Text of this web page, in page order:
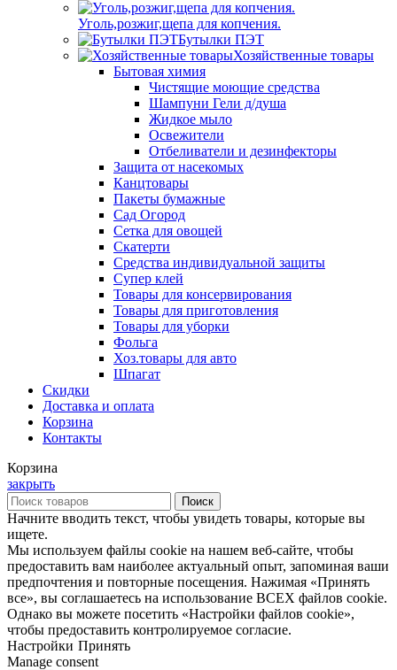
Уголь,розжиг,щепа для копчения.
Бутылки ПЭТ
Хозяйственные товары
Бытовая химия
Чистящие моющие средства
Шампуни Гели д/душа
Жидкое мыло
Освежители
Отбеливатели и дезинфекторы
Защита от насекомых
Канцтовары
Пакеты бумажные
Сад Огород
Сетка для овощей
Скатерти
Средства индивидуальной защиты
Супер клей
Товары для консервирования
Товары для приготовления
Товары для уборки
Фольга
Хоз.товары для авто
Шпагат
Скидки
Доставка и оплата
Корзина
Контакты
Корзина
закрыть
Поиск
Начните вводить текст, чтобы увидеть товары, которые вы
ищете.
Мы используем файлы cookie на нашем веб-сайте, чтобы
предоставить вам наиболее актуальный опыт, запоминая ваши
предпочтения и повторные посещения. Нажимая «Принять
все», вы соглашаетесь на использование ВСЕХ файлов cookie.
Однако вы можете посетить «Настройки файлов cookie»,
чтобы предоставить контролируемое согласие.
Настройки Принять
Manage consent